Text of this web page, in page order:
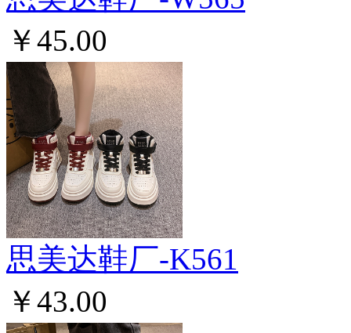
￥45.00
思美达鞋厂-K561
￥43.00